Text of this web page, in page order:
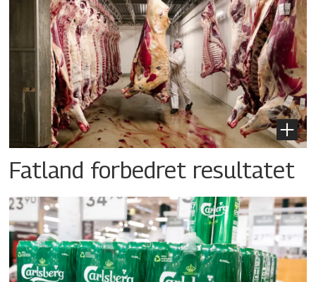
Fatland forbedret resultatet